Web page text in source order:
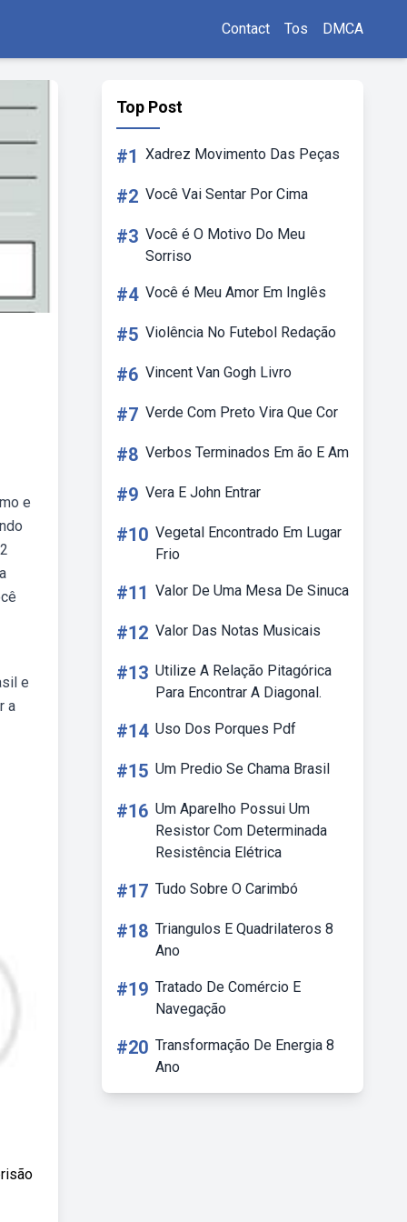
Contact Tos DMCA
e
e
a
Top Post
#1 Xadrez Movimento Das Peças
#2 Você Vai Sentar Por Cima
#3 Você é O Motivo Do Meu
Sorriso
#4 Você é Meu Amor Em Inglês
#5 Violência No Futebol Redação
#6 Vincent Van Gogh Livro
#7 Verde Com Preto Vira Que Cor
#8 Verbos Terminados Em ão E Am
#9 Vera E John Entrar
#10 Vegetal Encontrado Em Lugar
Frio
#11 Valor De Uma Mesa De Sinuca
#12 Valor Das Notas Musicais
#13 Utilize A Relação Pitagórica
Para Encontrar A Diagonal.
#14 Uso Dos Porques Pdf
#15 Um Predio Se Chama Brasil
#16 Um Aparelho Possui Um
Resistor Com Determinada
Resistência Elétrica
#17 Tudo Sobre O Carimbó
#18 Triangulos E Quadrilateros 8
Ano
#19 Tratado De Comércio E
Navegação
#20 Transformação De Energia 8
Ano